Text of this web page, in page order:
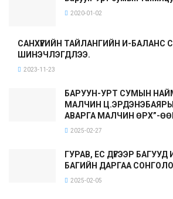
2020-01-02
САНХҮҮГИЙН ТАЙЛАНГИЙН И-БАЛАНС
ШИНЭЧЛЭГДЛЭЭ.
2023-11-23
БАРУУН-УРТ СУМЫН
МАЛЧИН
АВАРГА МАЛЧИН ӨРХ”-
2025-02-27
ГУРАВ, ЕС ДҮГЭЭР
БАГИЙН ДАРГАА
2025-02-05